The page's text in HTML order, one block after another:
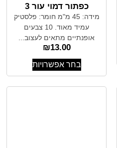
כפתור דמוי עור 3
מידה: 45 מ"מ חומר: פלסטיק
עמיד מאוד. 10 צבעים
אופנתיים מתאים לעצוב...
₪13.00
בחר אפשרויות